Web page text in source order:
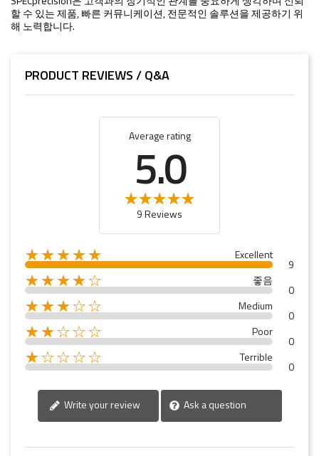
할 수 있는 제품, 빠른 커뮤니케이션, 전문적인 솔루션을 제공하기 위
해 노력합니다.
PRODUCT REVIEWS / Q&A
Average rating
5.0
9 Reviews
★★★★★ Excellent
9
★★★★☆ 좋음
0
★★★☆☆ Medium
0
★★☆☆☆ Poor
0
★☆☆☆☆ Terrible
0
Write your review Ask a question